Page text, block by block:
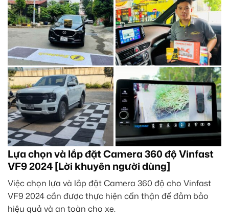
Lựa chọn và lắp đặt Camera 360 độ Vinfast
VF9 2024 [Lời khuyên người dùng]
Việc chọn lựa và lắp đặt Camera 360 độ cho Vinfast
VF9 2024 cần được thực hiện cẩn thận để đảm bảo
hiệu quả và an toàn cho xe.